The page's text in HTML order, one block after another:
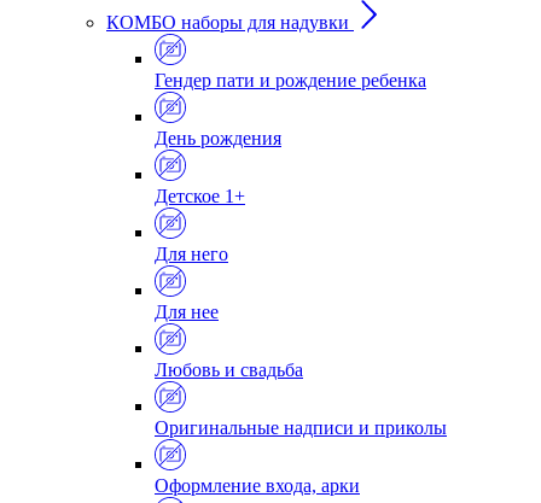
КОМБО наборы для надувки
Гендер пати и рождение ребенка
День рождения
Детское 1+
Для него
Для нее
Любовь и свадьба
Оригинальные надписи и приколы
Оформление входа, арки